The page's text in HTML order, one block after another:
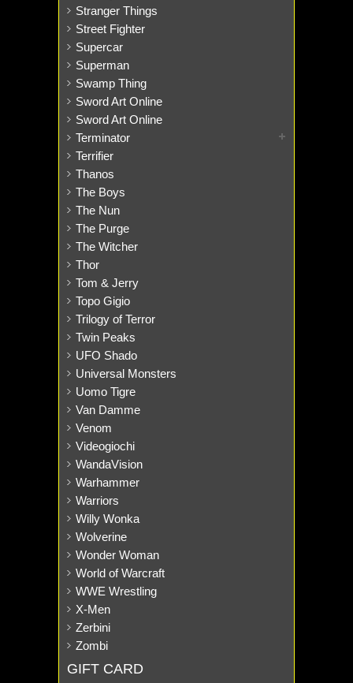
Stranger Things
Street Fighter
Supercar
Superman
Swamp Thing
Sword Art Online
Sword Art Online
Terminator
Terrifier
Thanos
The Boys
The Nun
The Purge
The Witcher
Thor
Tom & Jerry
Topo Gigio
Trilogy of Terror
Twin Peaks
UFO Shado
Universal Monsters
Uomo Tigre
Van Damme
Venom
Videogiochi
WandaVision
Warhammer
Warriors
Willy Wonka
Wolverine
Wonder Woman
World of Warcraft
WWE Wrestling
X-Men
Zerbini
Zombi
GIFT CARD